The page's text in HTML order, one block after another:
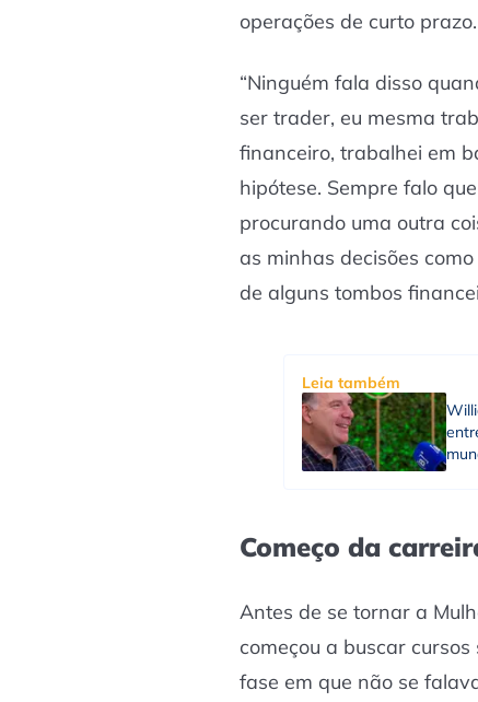
operações de curto prazo.
“Ninguém fala disso
ser trader, eu mesma
financeiro, trabalhei em
hipótese. Sempre falo
procurando uma outra
as minhas decisões
de alguns tombos
Leia também
Começo da
Antes de se tornar a
começou a buscar
fase em que não se